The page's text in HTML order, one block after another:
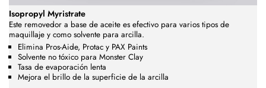
Isopropyl Myristrate
Este removedor a base de aceite es efectivo para varios tipos de
maquillaje y como solvente para arcilla.
Elimina Pros-Aide, Protac y PAX Paints
Solvente no tóxico para Monster Clay
Tasa de evaporación lenta
Mejora el brillo de la superficie de la arcilla